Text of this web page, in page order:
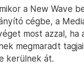
a New Wave
cégbe, a
most azzal, ha
megmaradt
kerülnek át.